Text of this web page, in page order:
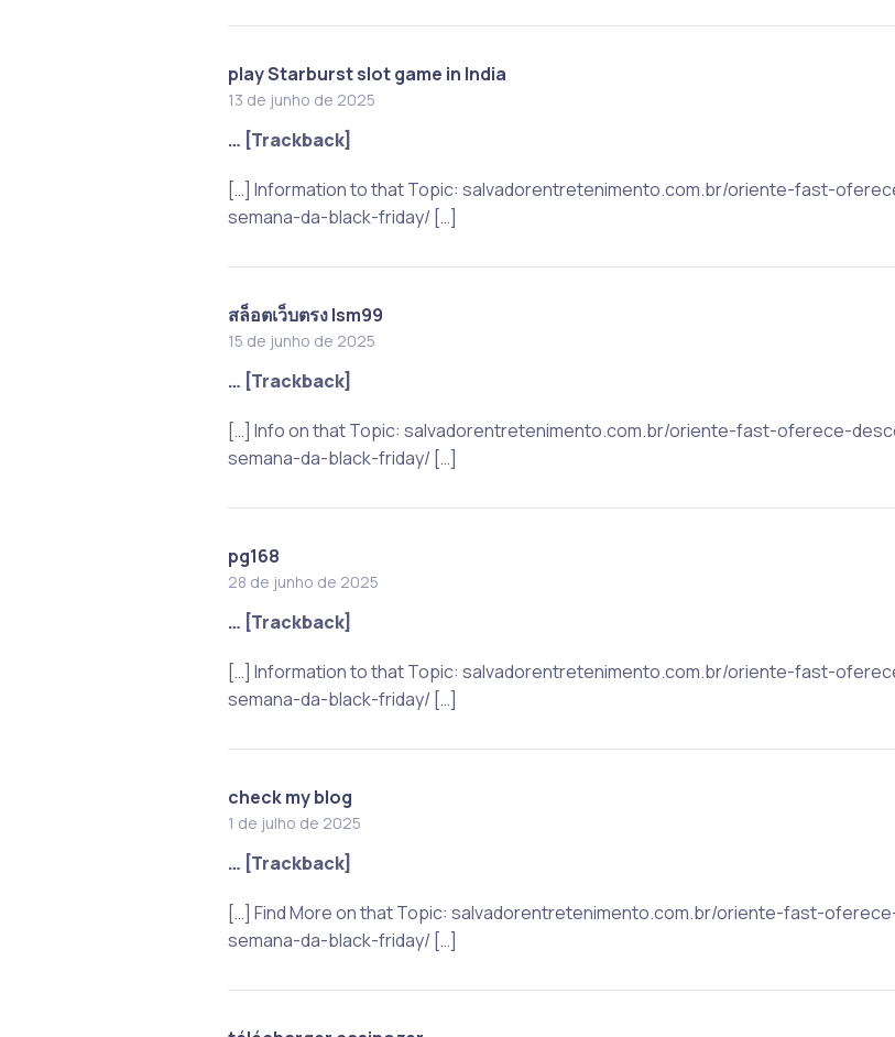
play Starburst slot game in India
13 de junho de 2025
… [Trackback]
[…] Information to that Topic: salvadorentretenimento.com.br/oriente-fast-
semana-da-black-friday/ […]
สล็อตเว็บตรง lsm99
15 de junho de 2025
… [Trackback]
[…] Info on that Topic: salvadorentretenimento.com.br/oriente-fast-oferece-
semana-da-black-friday/ […]
pg168
28 de junho de 2025
… [Trackback]
[…] Information to that Topic: salvadorentretenimento.com.br/oriente-fast-
semana-da-black-friday/ […]
check my blog
1 de julho de 2025
… [Trackback]
[…] Find More on that Topic: salvadorentretenimento.com.br/oriente-fast-
semana-da-black-friday/ […]